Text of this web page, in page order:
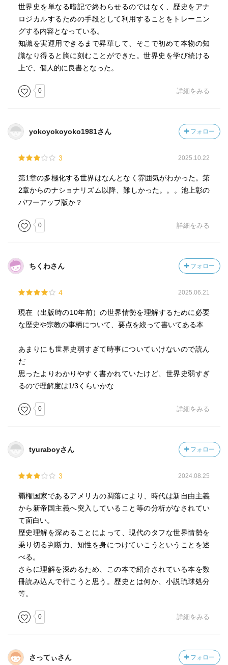
世界史を単なる暗記で終わらせるのではなく、歴史をアナ
ロジカルするための手段として利用することをトレーニン
グする内容となっている。
知識を実運用できるまで昇華して、そこで初めて本物の知
識なり得ると胸に刻むことができた。世界史を学び続ける
上で、個人的に良書となった。
0 詳細をみる
yokoyokoyoko1981さん フォロー
3 2025.10.22
第1章の多極化する世界はなんとなく雰囲気がわかった。第
2章からのナショナリズム以降、難しかった。。。池上彰の
パワーアップ版か？
0 詳細をみる
ちくわさん フォロー
4 2025.06.21
現在（出版時の10年前）の世界情勢を理解するために必要
な歴史や宗教の事柄について、要点を絞って書いてある本
あまりにも世界史弱すぎて時事についていけないので読ん
だ
思ったよりわかりやすく書かれていたけど、世界史弱すぎ
るので理解度は1/3くらいかな
0 詳細をみる
tyuraboyさん フォロー
3 2024.08.25
覇権国家であるアメリカの凋落により、時代は新自由主義
から新帝国主義へ突入していること等の分析がなされてい
て面白い。
歴史理解を深めることによって、現代のタフな世界情勢を
乗り切る判断力、知性を身につけていこうということを述
べる。
さらに理解を深めるため、この本で紹介されている本を数
冊読み込んで行こうと思う。歴史とは何か、小説琉球処分
等。
0 詳細をみる
さってぃさん フォロー